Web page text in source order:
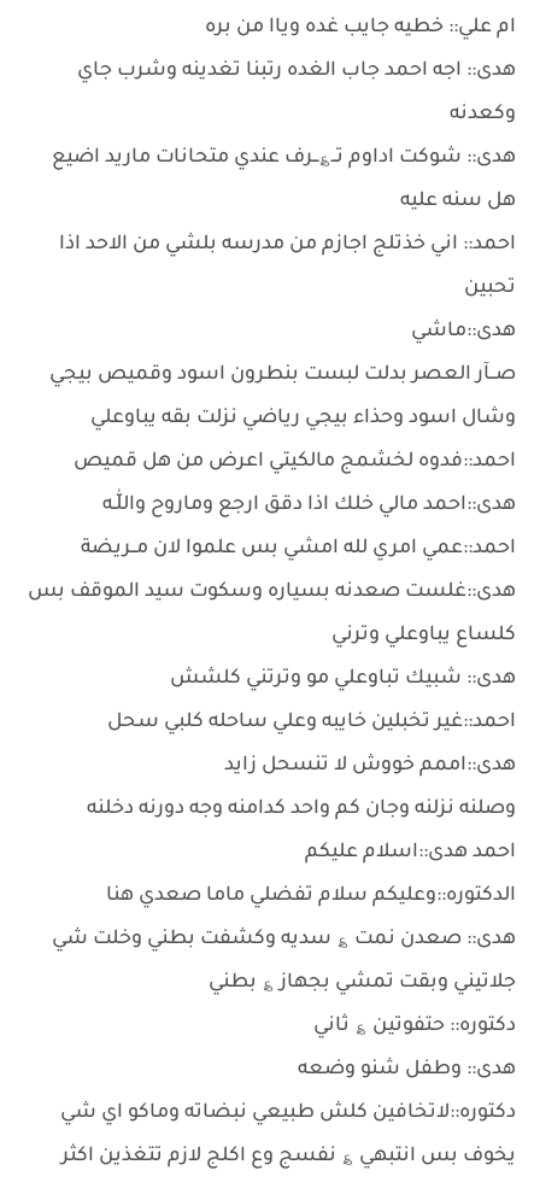
ام علي:: خطيه جايب غده وياا من بره
هدى:: اجه احمد جاب الغده رتبنا تغدينه وشرب جاي
وكعدنه
هدى:: شوكت اداوم تــ؏ــرف عندي متحانات ماريد اضيع
هل سنه عليه
احمد:: اني خذتلج اجازم من مدرسه بلشي من الاحد اذا
تحبين
هدى::ماشي
صــآر العصر بدلت لبست بنطرون اسود وقميص بيجي
وشال اسود وحذاء بيجي رياضي نزلت بقه يباوعلي
احمد::فدوه لخشمج مالكيتي اعرض من هل قميص
هدى::احمد مالي خلك اذا دقق ارجع وماروح واللّٰـه
احمد::عمي امري لله امشي بس علموا لان مــريضة
هدى::غلست صعدنه بسياره وسكوت سيد الموقف بس
كلساع يباوعلي وترني
هدى:: شبيك تباوعلي مو وترتني كلشش
احمد::غير تخبلين خايبه وعلي ساحله كلبي سحل
هدى::اممم خووش لا تنسحل زايد
وصلنه نزلنه وجان كم واحد كدامنه وجه دورنه دخلنه
احمد هدى::اسلام عليكم
الدكتوره::وعليكم سلام تفضلي ماما صعدي هنا
هدى:: صعدن نمت ؏ سديه وكشفت بطني وخلت شي
جلاتيني وبقت تمشي بجهاز ؏ بطني
دكتوره:: حتفوتين ؏ ثاني
هدى:: وطفل شنو وضعه
دكتوره::لاتخافين كلش طبيعي نبضاته وماكو اي شي
يخوف بس انتبهي ؏ نفسج وع اكلج لازم تتغذين اكثر